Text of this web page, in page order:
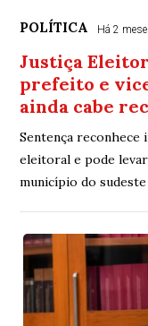
POLÍTICA Há 2
Justiça
prefeito e
ainda cabe
Sentença reconhece
eleitoral e pode
município do